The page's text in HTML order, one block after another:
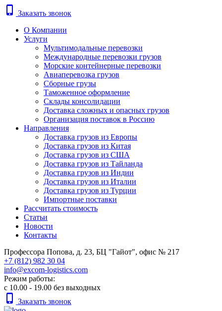
phone_iphone
Заказать звонок
О Компании
Услуги
Мультимодальные перевозки
Международные перевозки грузов
Морские контейнерные перевозки
Авиаперевозка грузов
Сборные грузы
Таможенное оформление
Склады консолидации
Доставка сложных и опасных грузов
Организация поставок в Россию
Направления
Доставка грузов из Европы
Доставка грузов из Китая
Доставка грузов из США
Доставка грузов из Тайланда
Доставка грузов из Индии
Доставка грузов из Италии
Доставка грузов из Турции
Импортные поставки
Рассчитать стоимость
Статьи
Новости
Контакты
Профессора Попова, д. 23, БЦ "Гайот", офис № 217
+7 (812) 982 30 04
info@excom-logistics.com
Режим работы:
с 10.00 - 19.00 без выходных
phone_iphone Заказать звонок